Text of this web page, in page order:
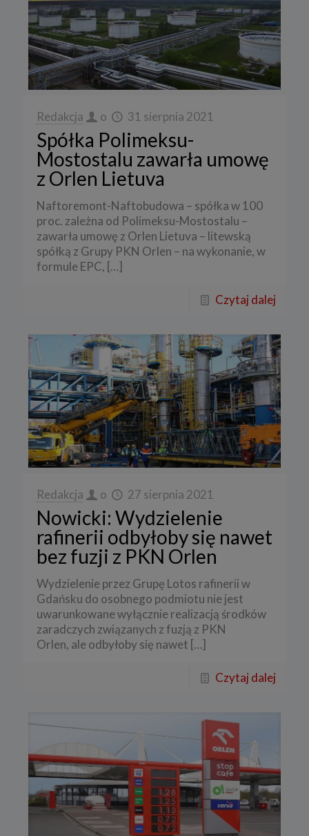
Redakcja o 31 sierpnia 2021
Spółka Polimeksu-
Mostostalu zawarła umowę
z Orlen Lietuva
Naftoremont-Naftobudowa – spółka w 100
proc. zależna od Polimeksu-Mostostalu –
zawarła umowę z Orlen Lietuva – litewską
spółką z Grupy PKN Orlen – na wykonanie, w
formule EPC, […]
Czytaj dalej
Redakcja o 27 sierpnia 2021
Nowicki: Wydzielenie
rafinerii odbyłoby się nawet
bez fuzji z PKN Orlen
Wydzielenie przez Grupę Lotos rafinerii w
Gdańsku do osobnego podmiotu nie jest
uwarunkowane wyłącznie realizacją środków
zaradczych związanych z fuzją z PKN
Orlen, ale odbyłoby się nawet […]
Czytaj dalej